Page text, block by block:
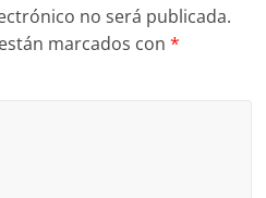
no será publicada.
marcados con*